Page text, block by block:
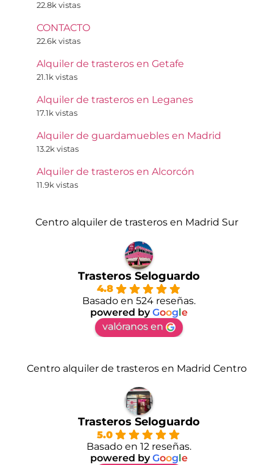
22.8k vistas
CONTACTO
22.6k vistas
Alquiler de trasteros en Getafe
21.1k vistas
Alquiler de trasteros en Leganes
17.1k vistas
Alquiler de guardamuebles en Madrid
13.2k vistas
Alquiler de trasteros en Alcorcón
11.9k vistas
Centro alquiler de trasteros en Madrid Sur
Trasteros Seloguardo
4.8
Basado en 524 reseñas.
powered byGoogle
valóranos en
Centro alquiler de trasteros en Madrid Centro
Trasteros Seloguardo
5.0
Basado en 12 reseñas.
powered byGoogle